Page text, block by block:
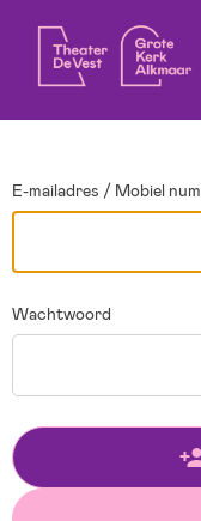
E-mailadres / Mobiel
Wachtwoord